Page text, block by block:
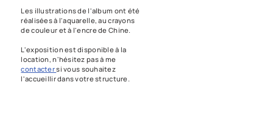
Les illustrations de l'album ont été
réalisées à l'aquarelle, au crayons
de couleur et à l'encre de Chine.
L'exposition est disponible à la
location, n'hésitez pas à me
contactersi vous souhaitez
l'accueillir dans votre structure.